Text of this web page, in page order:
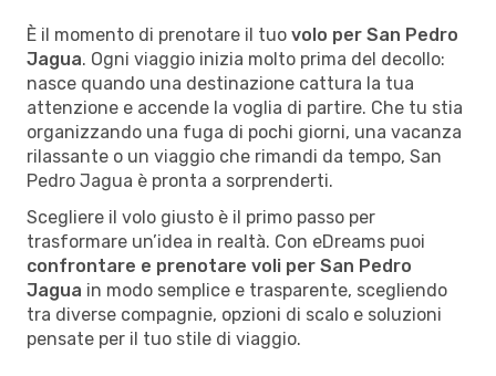
È il momento di prenotare il tuo volo per San Pedro
Jagua. Ogni viaggio inizia molto prima del decollo:
nasce quando una destinazione cattura la tua
attenzione e accende la voglia di partire. Che tu stia
organizzando una fuga di pochi giorni, una vacanza
rilassante o un viaggio che rimandi da tempo, San
Pedro Jagua è pronta a sorprenderti.
Scegliere il volo giusto è il primo passo per
trasformare un’idea in realtà. Con eDreams puoi
confrontare e prenotare voli per San Pedro
Jagua in modo semplice e trasparente, scegliendo
tra diverse compagnie, opzioni di scalo e soluzioni
pensate per il tuo stile di viaggio.